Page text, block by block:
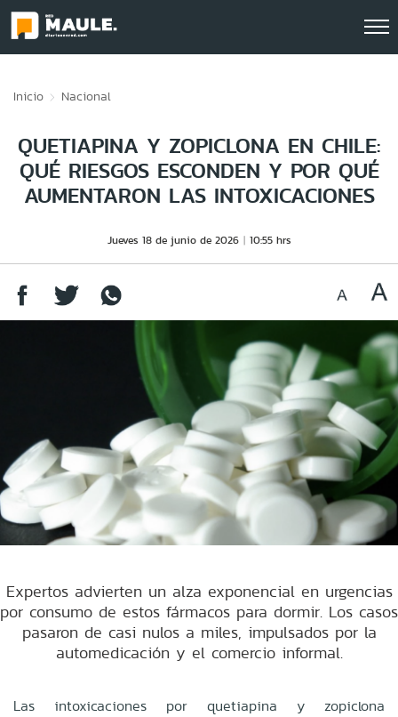
Inicio Nacional
QUETIAPINA Y ZOPICLONA EN CHILE:
QUÉ RIESGOS ESCONDEN Y POR QUÉ
AUMENTARON LAS INTOXICACIONES
Jueves 18 de junio de 2026 10:55 hrs
Expertos advierten un alza exponencial en urgencias
por consumo de estos fármacos para dormir. Los casos
pasaron de casi nulos a miles, impulsados por la
automedicación y el comercio informal.
Las intoxicaciones por quetiapina y zopiclona